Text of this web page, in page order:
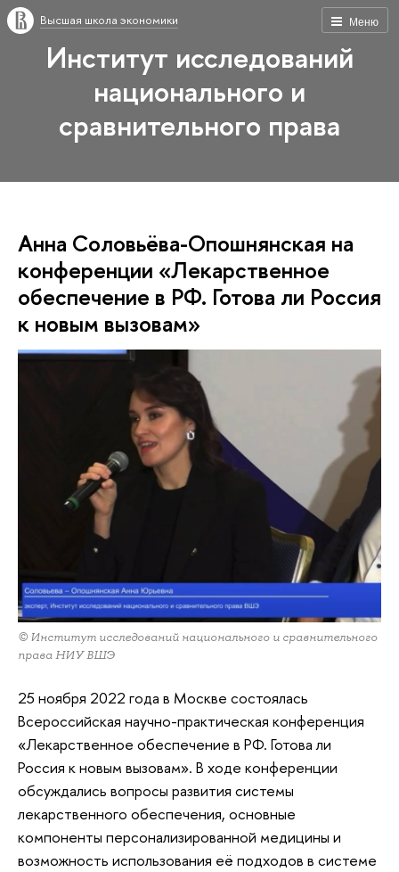
Меню
Высшая школа экономики
Институт исследований
национального и
сравнительного права
Анна Соловьёва-Опошнянская на
конференции «Лекарственное
обеспечение в РФ. Готова ли Россия
к новым вызовам»
© Институт исследований национального и сравнительного
права НИУ ВШЭ
25 ноября 2022 года в Москве состоялась
Всероссийская научно-практическая конференция
«Лекарственное обеспечение в РФ. Готова ли
Россия к новым вызовам». В ходе конференции
обсуждались вопросы развития системы
лекарственного обеспечения, основные
компоненты персонализированной медицины и
возможность использования её подходов в системе